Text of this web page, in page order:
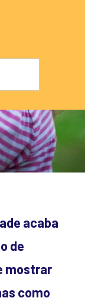
acaba
de
mostrar
como